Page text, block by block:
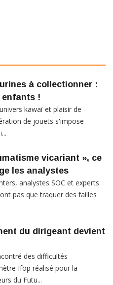
à collectionner :
enfants !
kawaï et plaisir de
de jouets s'impose
vicariant », ce
les analystes
analystes SOC et experts
pas que traquer des failles
du dirigeant devient
des difficultés
Ifop réalisé pour la
du Futu...